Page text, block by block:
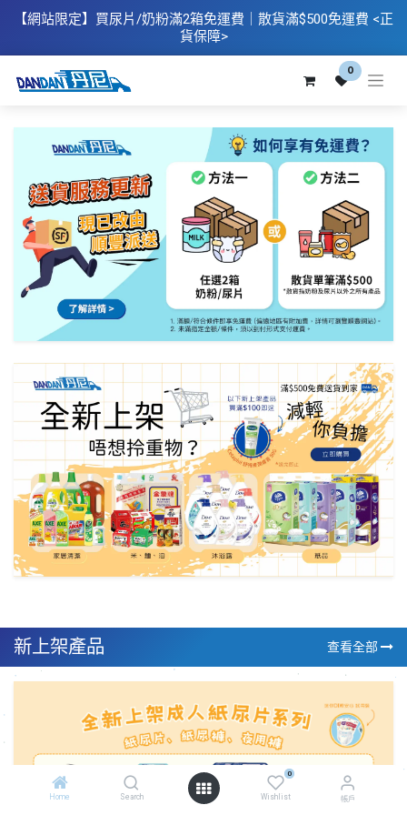
Home Search
0
Wishlist 帳戶
【網站限定】 買尿片/奶粉滿2箱免運費｜散​貨滿$500免運費 <正
貨保障>
0
新上架產品 查看全​部